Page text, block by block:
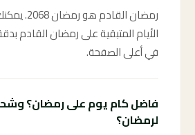
رمضان
الأيام المتبقية على رمضان القادم
في أعلى الصفحة.
فاضل كام يوم على رمضان؟
لرمضان؟